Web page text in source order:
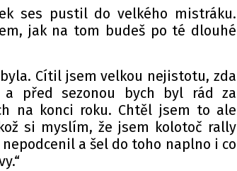
ses pustil do velkého mistráku.
jak na tom budeš po té dlouhé
Cítil jsem velkou nejistotu, zda
před sezonou bych byl rád za
na konci roku. Chtěl jsem to ale
si myslím, že jsem kolotoč rally
a šel do toho naplno i co